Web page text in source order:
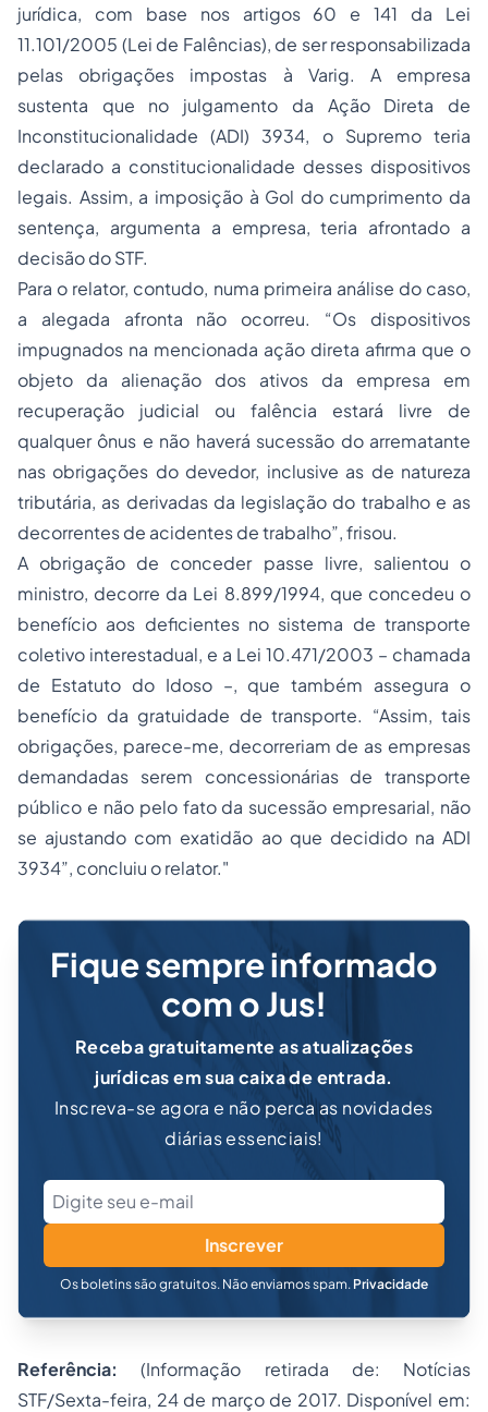
jurídica, com base nos artigos 60 e 141 da Lei
11.101/2005 (Lei de Falências), de ser responsabilizada
pelas obrigações impostas à Varig. A empresa
sustenta que no julgamento da Ação Direta de
Inconstitucionalidade (ADI) 3934, o Supremo teria
declarado a constitucionalidade desses dispositivos
legais. Assim, a imposição à Gol do cumprimento da
sentença, argumenta a empresa, teria afrontado a
decisão do STF.
Para o relator, contudo, numa primeira análise do caso,
a alegada afronta não ocorreu. “Os dispositivos
impugnados na mencionada ação direta afirma que o
objeto da alienação dos ativos da empresa em
recuperação judicial ou falência estará livre de
qualquer ônus e não haverá sucessão do arrematante
nas obrigações do devedor, inclusive as de natureza
tributária, as derivadas da legislação do trabalho e as
decorrentes de acidentes de trabalho”, frisou.
A obrigação de conceder passe livre, salientou o
ministro, decorre da Lei 8.899/1994, que concedeu o
benefício aos deficientes no sistema de transporte
coletivo interestadual, e a Lei 10.471/2003 – chamada
de Estatuto do Idoso –, que também assegura o
benefício da gratuidade de transporte. “Assim, tais
obrigações, parece-me, decorreriam de as empresas
demandadas serem concessionárias de transporte
público e não pelo fato da sucessão empresarial, não
se ajustando com exatidão ao que decidido na ADI
3934”, concluiu o relator."
Fique sempre informado
com o Jus!
Receba gratuitamente as atualizações
jurídicas em sua caixa de entrada.
Inscreva-se agora e não perca as novidades
diárias essenciais!
Inscrever
Os boletins são gratuitos. Não enviamos spam. Privacidade
Referência: (Informação retirada de: Notícias
STF/Sexta-feira, 24 de março de 2017. Disponível em: